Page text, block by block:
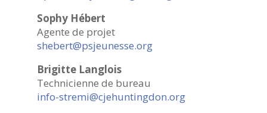
Sophy Hébert
Agente de projet
shebert@psjeunesse.org
Brigitte Langlois
Technicienne de bureau
info-stremi@cjehuntingdon.org